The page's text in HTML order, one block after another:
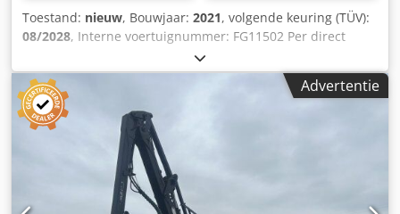
Toestand: nieuw, Bouwjaar: 2021, volgende keuring (TÜV):
08/2028, Interne voertuignummer: FG11502 Per direct
beschikbaar op onze locatie in Kaufungen Meer INFO bij: *
Golec Nutzfahrzeuge GmbH (Duits, Engels, Bulgaars,
Russisch) * Viktoria Sologubova (Pools, Russisch,
Oekraïens, Engels) NIEUW! – nog nooit gebruikt.
Wijzigingen en fouten voorbehouden. Wij nemen graag uw
gebruikte voertuig in ruil. Financiering direct bij ons intern
mogelijk. GOLEC NUTZFAHRZEUGE GMBH Wij spreken:
Duits, Engels, Spaans, Pools, Oekraïens, Russisch,
Bulgaars. Dodpfxjytlk To Adrokr ----.
Advertentie